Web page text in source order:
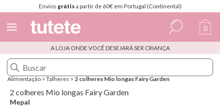
Envios grátisa partir de 60€ em Portugal (Continental)
Espanhol
Italiano
Inglês
0
A LOJA ONDE VOCÊ DESEJARÁ SER CRIANÇA
Alimentação > Talheres > 2 colheres Mio longas Fairy Garden
2 colheres Mio longas Fairy Garden
Mepal